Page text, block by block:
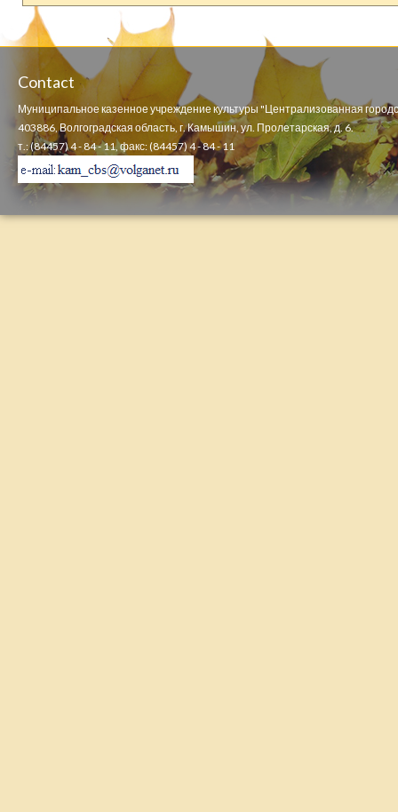
Contact
Муниципальное казенное учреждение культуры "Централизованная
403886, Волгоградская область, г. Камышин, ул. Пролетарская, д. 6.
т.: (84457) 4 - 84 - 11, факс: (84457) 4 - 84 - 11